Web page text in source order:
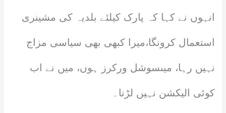
انہوں نے کہا کہ پارک کیلئے بلدیہ کی مشینری
استعمال کرونگا،میرا کبھی بھی سیاسی مزاج
نہیں رہا، میںسوشل ورکرز ہوں، میں نے اب
کوئی الیکشن نہیں لڑنا۔